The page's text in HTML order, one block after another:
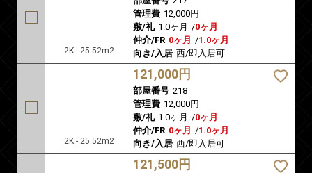
2K - 25.52m2
管理費 12,000円
敷/礼 1.0ヶ月 /0ヶ月
仲介/FR 0ヶ月 /1.0ヶ月
向き/入居 西/即入居可
2K - 25.52m2
121,000円
部屋番号 218
管理費 12,000円
敷/礼 1.0ヶ月 /0ヶ月
仲介/FR 0ヶ月 /1.0ヶ月
向き/入居 西/即入居可
121,500円